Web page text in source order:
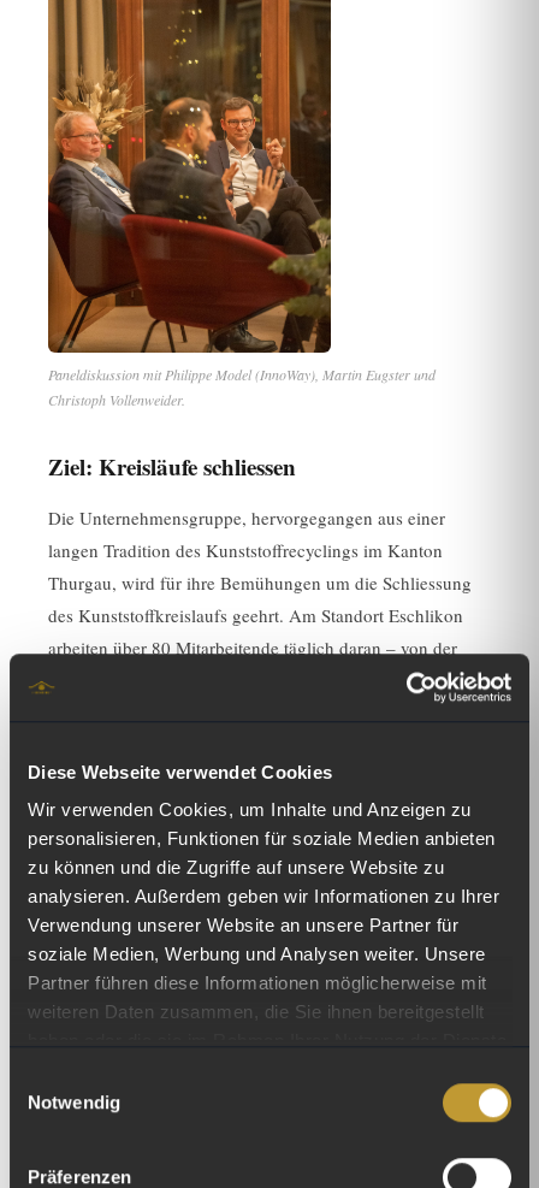
Diese Webseite verwendet Cookies
Wir verwenden Cookies, um Inhalte und Anzeigen zu
personalisieren, Funktionen für soziale Medien anbieten
zu können und die Zugriffe auf unsere Website zu
analysieren. Außerdem geben wir Informationen zu Ihrer
Verwendung unserer Website an unsere Partner für
soziale Medien, Werbung und Analysen weiter. Unsere
Partner führen diese Informationen möglicherweise mit
weiteren Daten zusammen, die Sie ihnen bereitgestellt
Notwendig
Präferenzen
Paneldiskussion mit Philippe Model (InnoWay), Martin Eugster und
Christoph Vollenweider.
Ziel: Kreisläufe schliessen
Die Unternehmensgruppe, hervorgegangen aus einer
langen Tradition des Kunststoffrecyclings im Kanton
Thurgau, wird für ihre Bemühungen um die Schliessung
des Kunststoffkreislaufs geehrt. Am Standort Eschlikon
arbeiten über 80 Mitarbeitende täglich daran – von der
Sammlung über Handel und Sortierung bis zur Produktion
besitzt, auch wenn erhebliche technische und
wirtschaftliche Herausforderungen bleiben.
Für die Zukunft plant InnoWay den weiteren Ausbau der
Sortierkapazitäten und den Einsatz modernster
Technologien wie KI-basierter Infrarotscanner – um die
Recyclingquote weiter zu steigern und den Kreislauf noch
konsequenter zu schliessen.